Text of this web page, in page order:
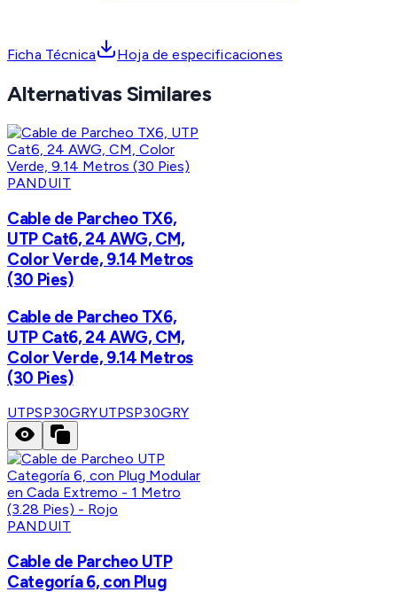
Ficha Técnica Hoja de especificaciones
Alternativas Similares
PANDUIT
Cable de Parcheo TX6,
UTP Cat6, 24 AWG, CM,
Color Verde, 9.14 Metros
(30 Pies)
Cable de Parcheo TX6,
UTP Cat6, 24 AWG, CM,
Color Verde, 9.14 Metros
(30 Pies)
UTPSP30GRYUTPSP30GRY
PANDUIT
Cable de Parcheo UTP
Categoría 6, con Plug